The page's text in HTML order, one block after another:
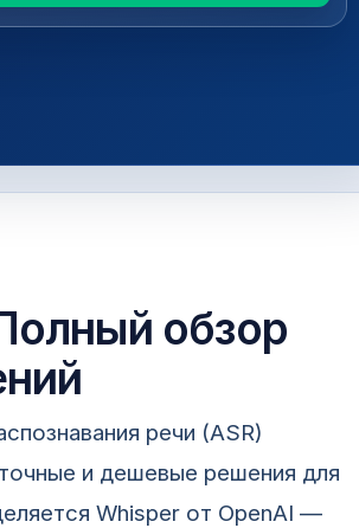
обзор
речи (ASR)
и дешевые решения для
Whisper от OpenAI —